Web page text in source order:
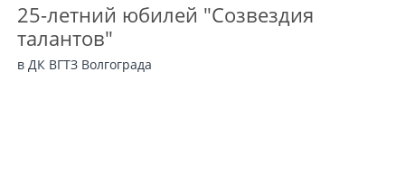
25-летний юбилей "Созвездия
талантов"
в ДК ВГТЗ Волгограда